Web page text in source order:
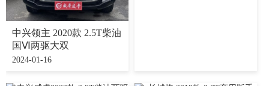
中兴领主 2020款 2.5T柴油
国Ⅵ两驱大双
2024-01-16